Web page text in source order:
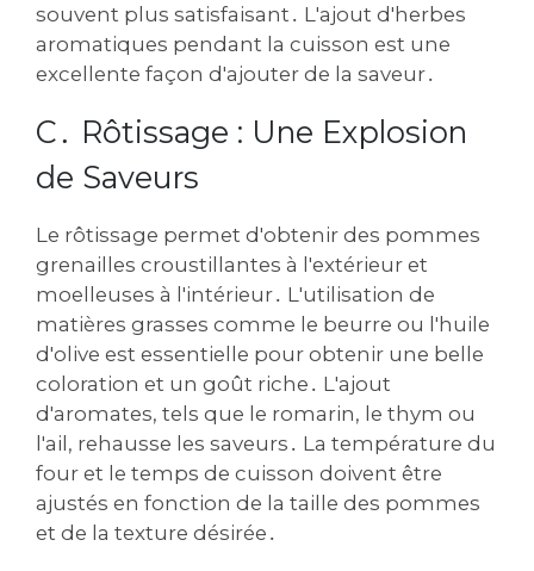
souvent plus satisfaisant․ L'ajout d'herbes
aromatiques pendant la cuisson est une
excellente façon d'ajouter de la saveur․
C․ Rôtissage : Une Explosion
de Saveurs
Le rôtissage permet d'obtenir des pommes
grenailles croustillantes à l'extérieur et
moelleuses à l'intérieur․ L'utilisation de
matières grasses comme le beurre ou l'huile
d'olive est essentielle pour obtenir une belle
coloration et un goût riche․ L'ajout
d'aromates, tels que le romarin, le thym ou
l'ail, rehausse les saveurs․ La température du
four et le temps de cuisson doivent être
ajustés en fonction de la taille des pommes
et de la texture désirée․